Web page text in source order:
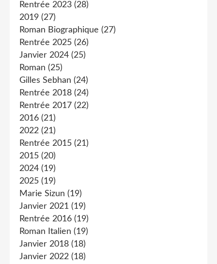
Rentrée 2023 (28)
2019 (27)
Roman Biographique (27)
Rentrée 2025 (26)
Janvier 2024 (25)
Roman (25)
Gilles Sebhan (24)
Rentrée 2018 (24)
Rentrée 2017 (22)
2016 (21)
2022 (21)
Rentrée 2015 (21)
2015 (20)
2024 (19)
2025 (19)
Marie Sizun (19)
Janvier 2021 (19)
Rentrée 2016 (19)
Roman Italien (19)
Janvier 2018 (18)
Janvier 2022 (18)